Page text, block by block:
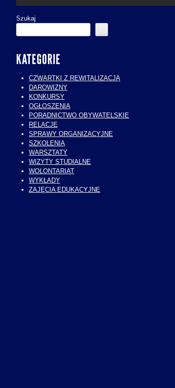
Szukaj
KATEGORIE
CZWARTKI Z REWITALIZACJĄ
DAROWIZNY
KONKURSY
OGŁOSZENIA
PORADNICTWO OBYWATELSKIE
RELACJE
SPRAWY ORGANIZACYJNE
SZKOLENIA
WARSZTATY
WIZYTY STUDIALNE
WOLONTARIAT
WYKŁADY
ZAJĘCIA EDUKACYJNE